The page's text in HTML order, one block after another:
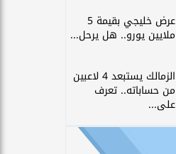
عرض خليجي بقيمة 5
ملايين يورو.. هل يرحل...
الزمالك يستبعد 4 لاعبين
من حساباته.. تعرف
على...